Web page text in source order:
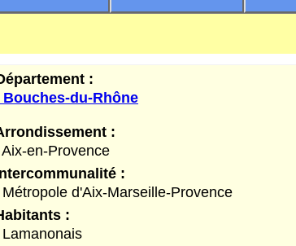
:
Bouches-du-Rhône
:
en-Provence
:
d'Aix-Marseille-Provence
: